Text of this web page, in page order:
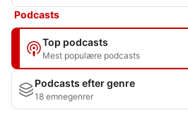
Podcasts
Top podcasts
Mest populære podcasts
Podcasts efter genre
18 emnegenrer